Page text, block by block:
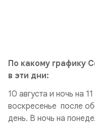
По какому графику
в эти дни:
10 августа и ночь на
воскресенье после
день. В ночь на